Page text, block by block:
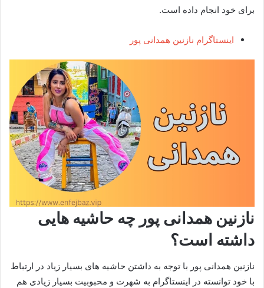
برای خود انجام داده است.
اینستاگرام نازنین همدانی پور
نازنین همدانی پور چه حاشیه هایی
داشته است؟
نازنین همدانی پور با توجه به داشتن حاشیه های بسیار زیاد در ارتباط
با خود توانسته در اینستاگرام به شهرت و محبوبیت بسیار زیادی هم